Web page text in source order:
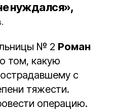
нуждался»,
№ 2 Роман
том, какую
с
тяжести.
операцию.